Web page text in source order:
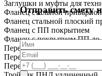
Заглушки и муфты для
Фланец стальной приварной
Фланец стальной плоский
Фланец с ПП покрытием
Фланец с покрытием ПП до
Переход ПНД короткий
Переход ПНД удлиненный
Переход ПЭ сталь
Отправить смету